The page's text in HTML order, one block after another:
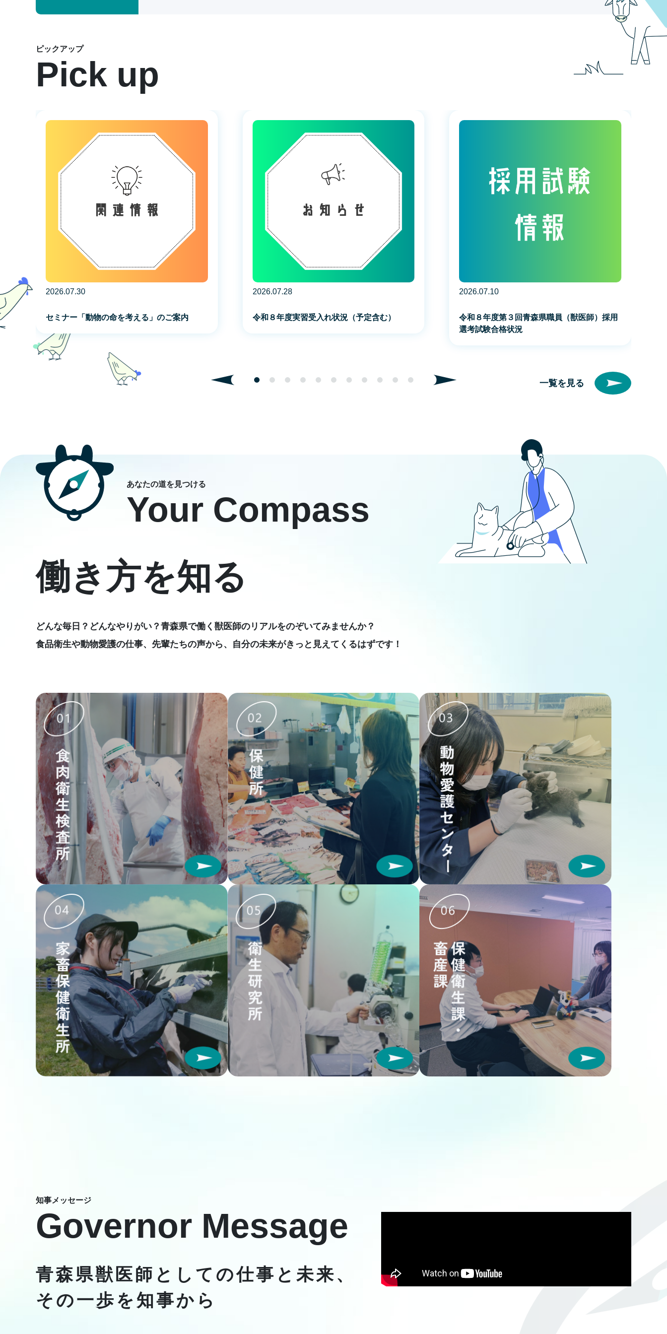
ピックアップ
Pick up
2026.07.30
セミナー「動物の命を考える」のご案内
2026.07.28
令和８年度実習受入れ状況（予定含む）
2026.07.10
令和８年度第３回青森県職員（獣医師）採用
選考試験合格状況
一覧を見る
あなたの道を見つける
Your Compass
働き方を知る
どんな毎日？どんなやりがい？青森県で働く獣医師のリアルをのぞいてみませんか？
食品衛生や動物愛護の仕事、先輩たちの声から、自分の未来がきっと見えてくるはずです！
知事メッセージ
Governor Message
青森県獣医師としての仕事と未来、
その一歩を知事から